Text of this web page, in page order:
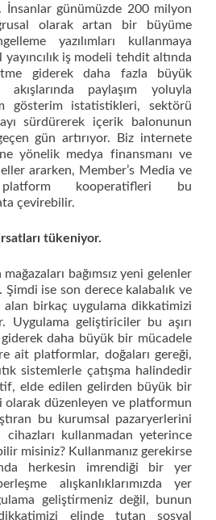
İnsanlar günümüzde 200 milyon
olarak artan bir büyüme
yazılımları kullanmaya
yayıncılık iş modeli tehdit altında
giderek daha fazla büyük
paylaşım yoluyla
gösterim istatistikleri, sektörü
sürdürerek içerik balonunun
gün artırıyor. Biz internete
yönelik medya finansmanı ve
ararken, Member’s Media ve
kooperatifleri bu
çevirebilir.
tükeniyor.
bağımsız yeni gelenler
ise son derece kalabalık ve
birkaç uygulama dikkatimizi
Uygulama geliştiriciler bu aşırı
daha büyük bir mücadele
ait platformlar, doğaları gereği,
sistemlerle çatışma halindedir
elde edilen gelirden büyük bir
olarak düzenleyen ve platformun
bu kurumsal pazaryerlerini
kullanmadan yeterince
misiniz? Kullanmanız gerekirse
herkesin imrendiği bir yer
alışkanlıklarımızda yer
geliştirmeniz değil, bunun
elinde tutan sosyal